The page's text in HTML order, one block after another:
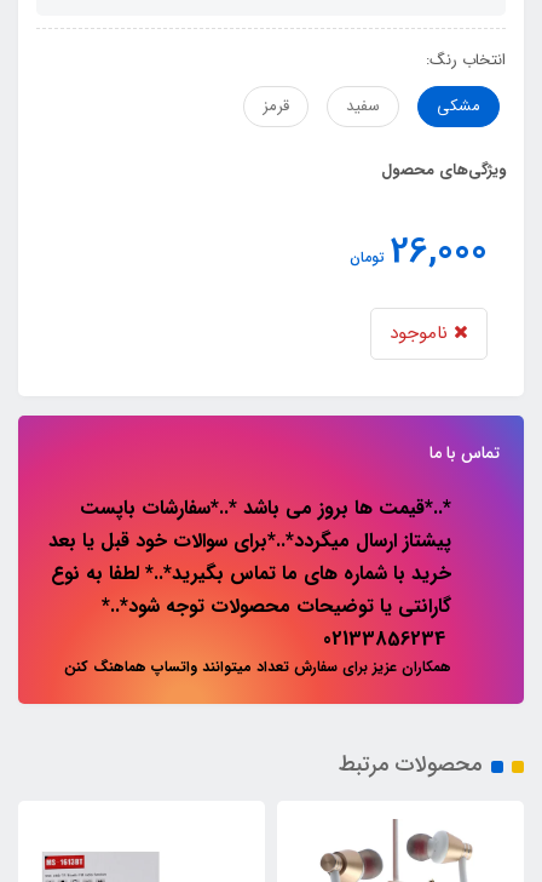
انتخاب رنگ:
مشکی
سفید قرمز
ویژگی‌های محصول
26,000 تومان
ناموجود
تماس با ما
*..*قیمت ها بروز می باشد *..*سفارشات باپست
پیشتاز ارسال میگردد*..*برای سوالات خود قبل یا بعد
خرید با شماره های ما تماس بگیرید*..* لطفا به نوع
گارانتی یا توضیحات محصولات توجه شود*..*
همکاران عزیز برای سفارش تعداد میتوانند واتساپ هماهنگ کنن
محصولات مرتبط